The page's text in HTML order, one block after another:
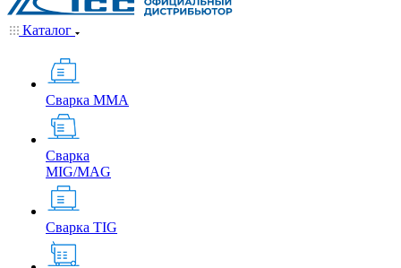
Каталог
Сварка MMA
Сварка
MIG/MAG
Сварка TIG